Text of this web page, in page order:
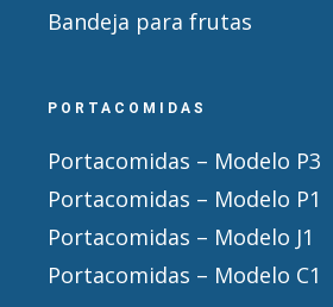
Bandeja para frutas
PORTACOMIDAS
Portacomidas – Modelo P3
Portacomidas – Modelo P1
Portacomidas – Modelo J1
Portacomidas – Modelo C1